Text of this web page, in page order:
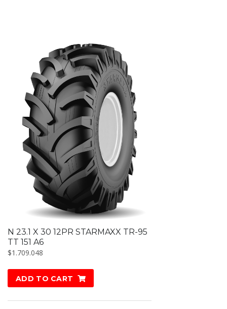
N 23.1 X 30 12PR STARMAXX TR-95
TT 151 A6
$1.709.048
ADD TO CART